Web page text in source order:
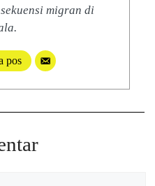
migran di
pos